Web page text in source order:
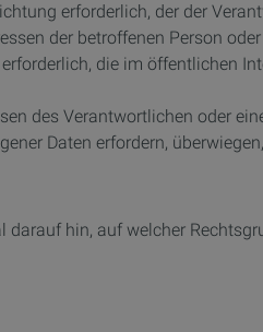
erforderlich, der der
der betroffenen Person
die im öffentlichen
des Verantwortlichen oder
Daten erfordern,
hin, auf welcher